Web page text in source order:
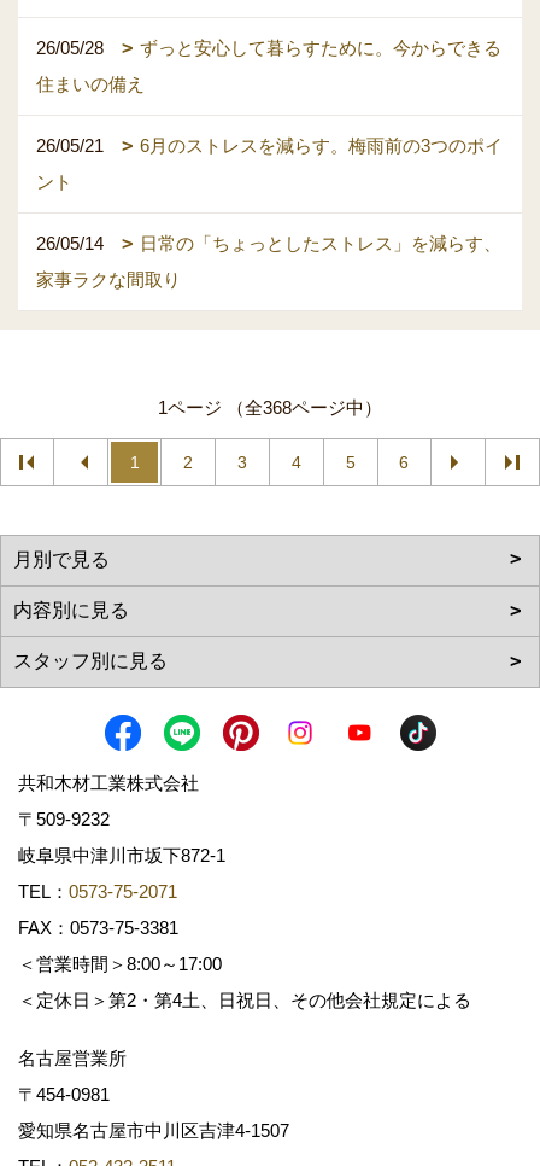
26/05/28
ずっと安心して暮らすために。今からできる
住まいの備え
26/05/21
6月のストレスを減らす。梅雨前の3つのポイ
ント
26/05/14
日常の「ちょっとしたストレス」を減らす、
家事ラクな間取り
1ページ （全368ページ中）
1 2 3 4 5 6
共和木材工業株式会社
〒509-9232
岐阜県中津川市坂下872‐1
TEL： 0573-75-2071
FAX：0573-75-3381
＜営業時間＞8:00～17:00
＜定休日＞第2・第4土、日祝日、その他会社規定による
名古屋営業所
〒454-0981
愛知県名古屋市中川区吉津4-1507